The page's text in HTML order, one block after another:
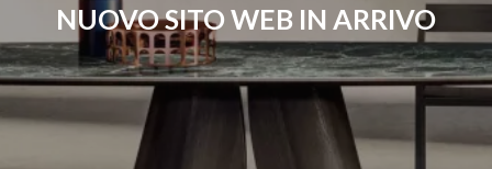
NUOVO SITO WEB IN ARRIVO